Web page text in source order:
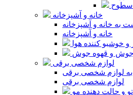
سطوح
خانه و آشپزخانه
به خانه و آشپزخانه
خانه و آشپزخانه
و خوشبو کننده هوا
و قهوه جوش
لوازم شخصی برقی
لوازم شخصی برقی
لوازم شخصی برقی
اتو و حالت دهنده مو